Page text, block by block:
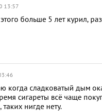
13:57
больше 5 лет курил,
когда сладковатый дым
сигареты всё чаще
нигде нету.